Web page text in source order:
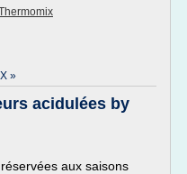
»
acidulées by
aux saisons